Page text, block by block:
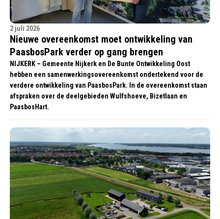
2 juli 2026
Nieuwe overeenkomst moet ontwikkeling van
PaasbosPark verder op gang brengen
NIJKERK – Gemeente Nijkerk en De Bunte Ontwikkeling Oost
hebben een samenwerkingsovereenkomst ondertekend voor de
verdere ontwikkeling van PaasbosPark. In de overeenkomst staan
afspraken over de deelgebieden Wulfshoeve, Bizetlaan en
PaasbosHart.